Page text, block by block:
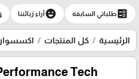
ballotطلباتي السابقة emoji_emotionsآراء زبائننا
الرئيسية كل المنتجات
Tech‏